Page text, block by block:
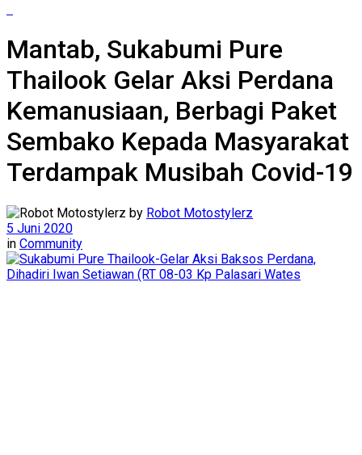
Mantab, Sukabumi Pure
Thailook Gelar Aksi Perdana
Kemanusiaan, Berbagi Paket
Sembako Kepada Masyarakat
Terdampak Musibah Covid-19
by Robot Motostylerz
5 Juni 2020
in Community